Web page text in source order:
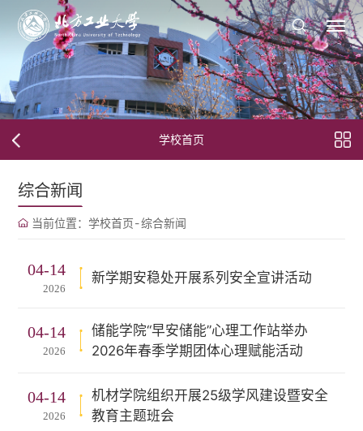
学校首页
综合新闻
当前位置： 学校首页-综合新闻
04-14
2026
新学期安稳处开展系列安全宣讲活动
04-14
2026
储能学院“早安储能”心理工作站举办
2026年春季学期团体心理赋能活动
04-14
2026
机材学院组织开展25级学风建设暨安全
教育主题班会